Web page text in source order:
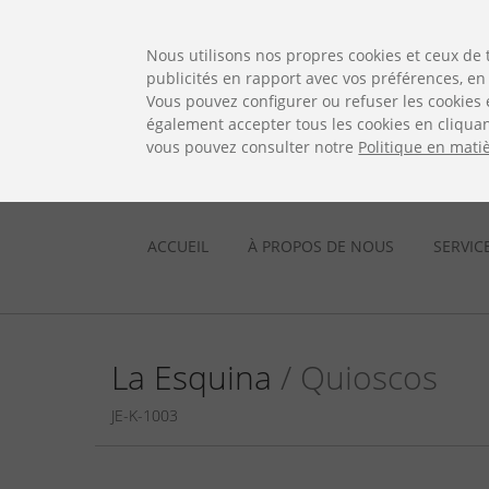
ACCUEIL À PROPOS DE NOUS
La Esquina / Quioscos
JE-K-1003
Nous utilisons nos propres cookies et ceux
publicités en rapport avec vos préférences,
Vous pouvez configurer ou refuser les
également accepter tous les cookies en
vous pouvez consulter notre Politique en